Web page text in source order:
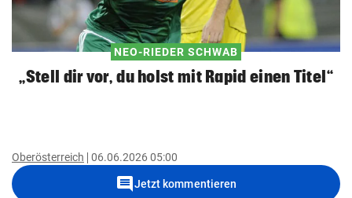
NEO-RIEDER SCHWAB
„Stell dir vor, du holst mit Rapid einen Titel“
Oberösterreich 06.06.2026 05:00
commentJetzt kommentieren